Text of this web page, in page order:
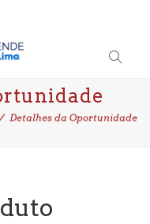
Search
Detalhes da Oportunidade